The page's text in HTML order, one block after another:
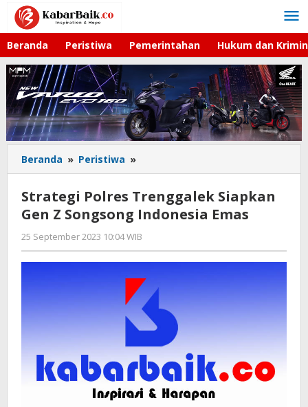
Lewati
konten
Beranda Peristiwa Pemerintahan Hukum dan
Beranda » Peristiwa »
Polres
Trenggalek
Siapkan
Gen
Z
Indonesia
Emas
Strategi Polres Trenggalek Siapkan
Gen Z Songsong Indonesia Emas
25 September 2023 10:04 WIB
Kabar
Baik